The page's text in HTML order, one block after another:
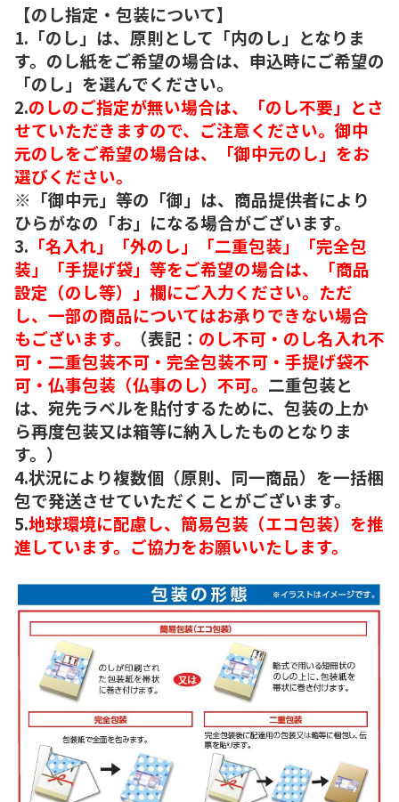
【のし指定・包装について】
1.「のし」は、原則として「内のし」となりま
す。のし紙をご希望の場合は、申込時にご希望の
「のし」を選んでください。
2.のしのご指定が無い場合は、「のし不要」とさ
せていただきますので、ご注意ください。御中
元のしをご希望の場合は、「御中元のし」をお
選びください。
※「御中元」等の「御」は、商品提供者により
ひらがなの「お」になる場合がございます。
3. 「名入れ」「外のし」「二重包装」「完全包
装」「手提げ袋」等をご希望の場合は、「商品
設定（のし等）」欄にご入力ください。ただ
し、一部の商品についてはお承りできない場合
もございます。
（表記： のし不可・のし名入れ不
可・二重包装不可・完全包装不可・手提げ袋不
可・仏事包装（仏事のし）不可。 二重包装と
は、宛先ラベルを貼付するために、包装の上か
ら再度包装又は箱等に納入したものとなりま
す。）
4.状況により複数個（原則、同一商品）を一括梱
包で発送させていただくことがございます。
5.地球環境に配慮し、簡易包装（エコ包装）を推
進しています。ご協力をお願いいたします。